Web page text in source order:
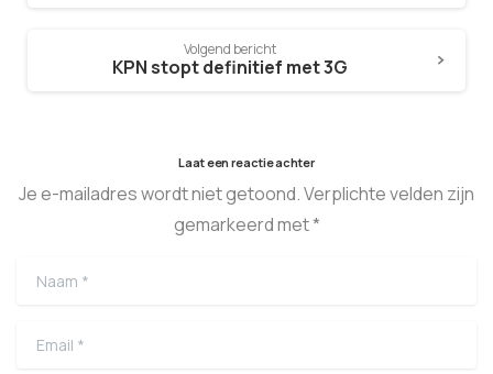
Volgend bericht
KPN stopt definitief met 3G
Laat een reactie achter
Je e-mailadres wordt niet getoond. Verplichte velden zijn
gemarkeerd met *
Naam
Email